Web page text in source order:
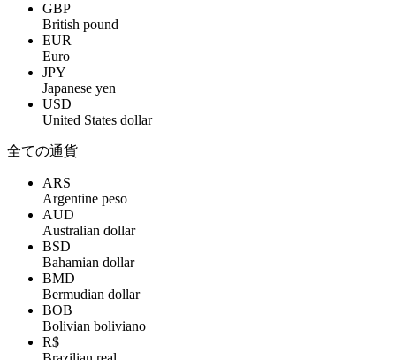
GBP
British pound
EUR
Euro
JPY
Japanese yen
USD
United States dollar
全ての通貨
ARS
Argentine peso
AUD
Australian dollar
BSD
Bahamian dollar
BMD
Bermudian dollar
BOB
Bolivian boliviano
R$